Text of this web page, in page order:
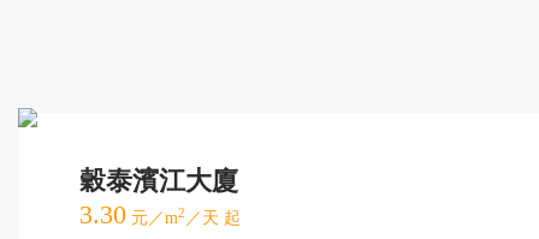
穀泰濱江大廈
3.30 元／m2 ／天 起